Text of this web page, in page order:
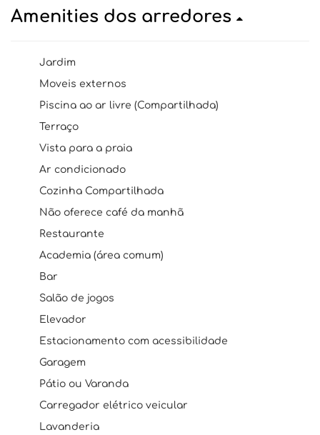
Amenities dos arredores
Jardim
Moveis externos
Piscina ao ar livre (Compartilhada)
Terraço
Vista para a praia
Ar condicionado
Cozinha Compartilhada
Não oferece café da manhã
Restaurante
Academia (área comum)
Bar
Salão de jogos
Elevador
Estacionamento com acessibilidade
Garagem
Pátio ou Varanda
Carregador elétrico veicular
Lavanderia